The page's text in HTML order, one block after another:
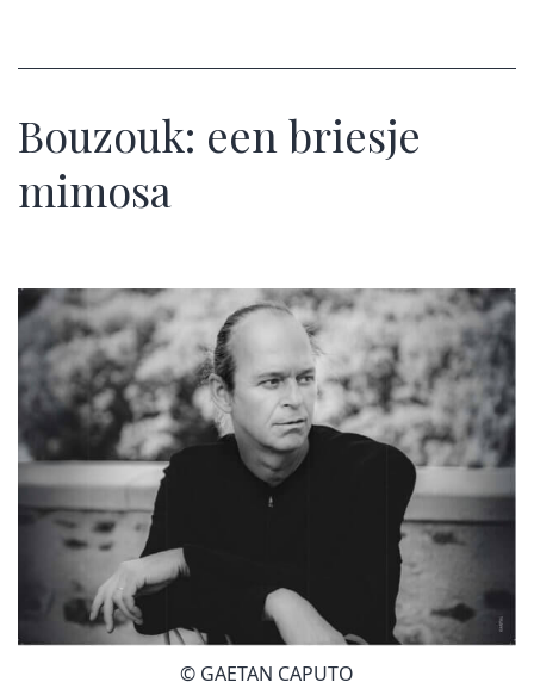
Bouzouk: een briesje
mimosa
© GAETAN CAPUTO